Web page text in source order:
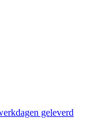
geleverd